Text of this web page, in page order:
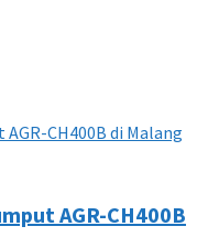
AGR-CH400B